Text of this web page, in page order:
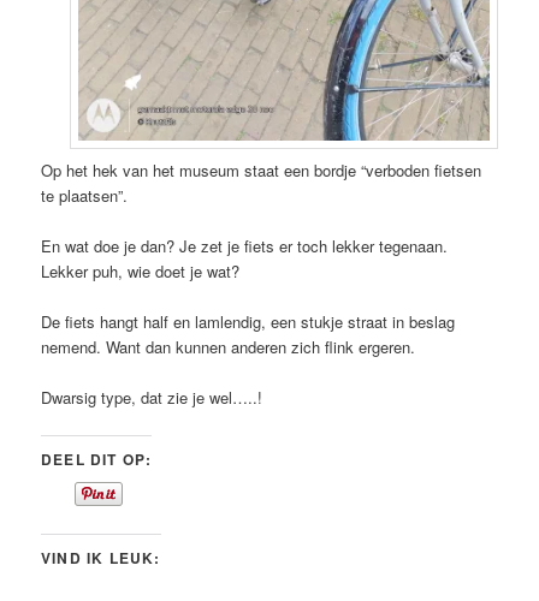
Op het hek van het museum staat een bordje “verboden fietsen
te plaatsen”.
En wat doe je dan? Je zet je fiets er toch lekker tegenaan.
Lekker puh, wie doet je wat?
De fiets hangt half en lamlendig, een stukje straat in beslag
nemend. Want dan kunnen anderen zich flink ergeren.
Dwarsig type, dat zie je wel…..!
DEEL DIT OP:
VIND IK LEUK: